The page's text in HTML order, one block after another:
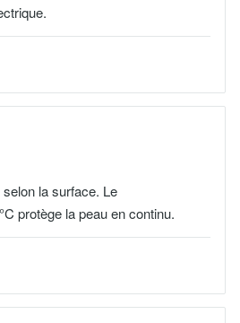
la surface. Le
protège la peau en continu.